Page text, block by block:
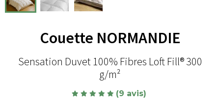
Couette NORMANDIE
Sensation Duvet 100% Fibres Loft Fill® 300
g/m²
(9 avis)